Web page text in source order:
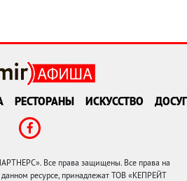
РЕСТОРАНЫ ИСКУССТВО ДОСУГ
Все права защищены. Все права на
ресурсе, принадлежат ТОВ «КЕПРЕЙТ